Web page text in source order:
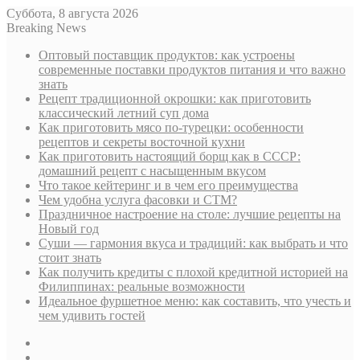
Суббота, 8 августа 2026
Breaking News
Оптовый поставщик продуктов: как устроены
современные поставки продуктов питания и что важно
знать
Рецепт традиционной окрошки: как приготовить
классический летний суп дома
Как приготовить мясо по-турецки: особенности
рецептов и секреты восточной кухни
Как приготовить настоящий борщ как в СССР:
домашний рецепт с насыщенным вкусом
Что такое кейтеринг и в чем его преимущества
Чем удобна услуга фасовки и СТМ?
Праздничное настроение на столе: лучшие рецепты на
Новый год
Суши — гармония вкуса и традиций: как выбрать и что
стоит знать
Как получить кредиты с плохой кредитной историей на
Филиппинах: реальные возможности
Идеальное фуршетное меню: как составить, что учесть и
чем удивить гостей